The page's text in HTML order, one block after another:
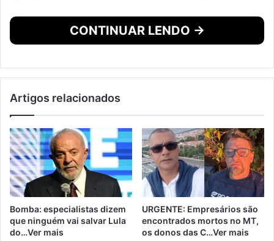
CONTINUAR LENDO →
Artigos relacionados
Bomba: especialistas dizem
que ninguém vai salvar Lula
do…Ver mais
URGENTE: Empresários são
encontrados mortos no MT,
os donos das C…Ver mais